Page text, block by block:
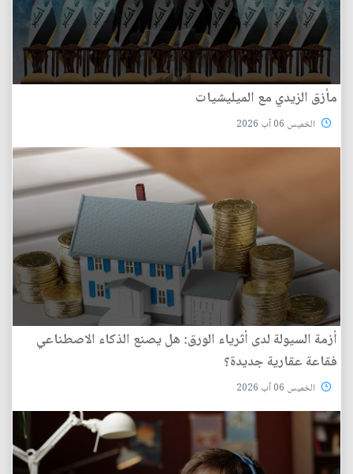
مأزق الزيدي مع الميليشيات
الخميس 06 آب 2026
أزمة السيولة لدى أثرياء الورق: هل يصنع الذكاء الاصطناعي
فقاعة عقارية جديدة؟
الخميس 06 آب 2026